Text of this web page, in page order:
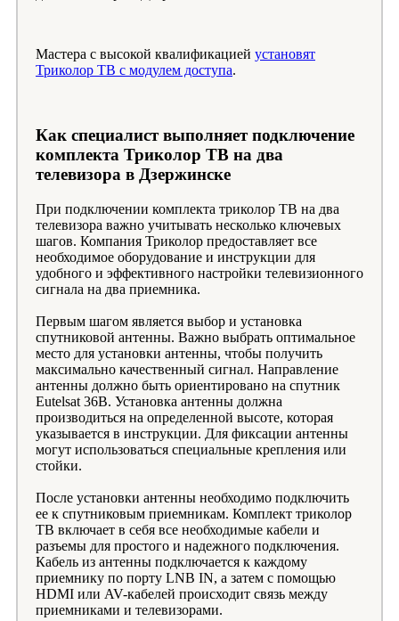
Мастера с высокой квалификацией установят
Триколор ТВ с модулем доступа.
Как специалист выполняет подключение
комплекта Триколор ТВ на два
телевизора в Дзержинске
При подключении комплекта триколор ТВ на два
телевизора важно учитывать несколько ключевых
шагов. Компания Триколор предоставляет все
необходимое оборудование и инструкции для
удобного и эффективного настройки телевизионного
сигнала на два приемника.
Первым шагом является выбор и установка
спутниковой антенны. Важно выбрать оптимальное
место для установки антенны, чтобы получить
максимально качественный сигнал. Направление
антенны должно быть ориентировано на спутник
Eutelsat 36B. Установка антенны должна
производиться на определенной высоте, которая
указывается в инструкции. Для фиксации антенны
могут использоваться специальные крепления или
стойки.
После установки антенны необходимо подключить
ее к спутниковым приемникам. Комплект триколор
ТВ включает в себя все необходимые кабели и
разъемы для простого и надежного подключения.
Кабель из антенны подключается к каждому
приемнику по порту LNB IN, а затем с помощью
HDMI или AV-кабелей происходит связь между
приемниками и телевизорами.